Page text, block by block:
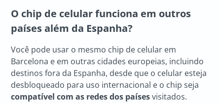
O chip de celular funciona em outros
países além da Espanha?
Você pode usar o mesmo chip de celular em
Barcelona e em outras cidades europeias, incluindo
destinos fora da Espanha, desde que o celular esteja
desbloqueado para uso internacional e o chip seja
compatível com as redes dos paísesvisitados.